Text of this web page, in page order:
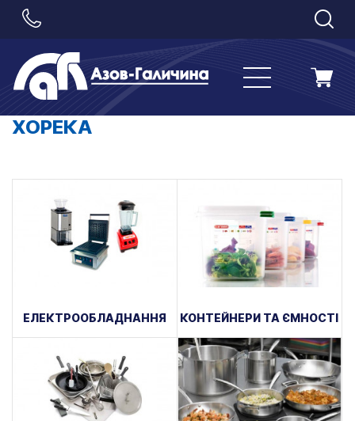
ХОРЕКА
ЕЛЕКТРООБЛАДНАННЯ КОНТЕЙНЕРИ ТА ЄМНОСТІ